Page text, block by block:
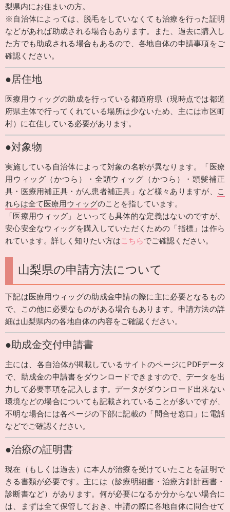
梨県内にお住まいの方。
※自治体によっては、脱毛をしていなくても治療を行った証明
などがあれば助成される場合もあります。また、過去に購入し
た方でも助成される場合もあるので、各地自体の申請事項をご
確認ください。
●居住地
医療用ウィッグの助成を行っている都道府県（現時点では都道
府県主体で行ってくれている場所は少ないため、主には市区町
村）に在住している必要があります。
●対象物
実施している自治体によって対象の名称が異なります。「医療
用ウィッグ（かつら）・全頭ウィッグ（かつら）・頭髪補正
具・医療用補正具・がん患者補正具」など様々ありますが、 こ
れらは全て医療用ウィッグのことを指しています。
「医療用ウィッグ」といっても具体的な定義はないのですが、
安心安全なウィッグを購入していただくための「指標」は作ら
れています。詳しく知りたい方はこちらでご確認ください。
山梨県の申請方法について
下記は医療用ウィッグの助成金申請の際に主に必要となるもの
で、この他に必要なものがある場合もあります。申請方法の詳
細は山梨県内の各地自体の内容をご確認ください。
●助成金交付申請書
主には、各自治体が掲載しているサイトのページにPDFデータ
で、助成金の申請書をダウンロードできますので、データを出
力して必要事項を記入します。データがダウンロード出来ない
環境などの場合についても記載されていることが多いですが、
不明な場合には各ページの下部に記載の「問合せ窓口」に電話
などでご確認ください。
●治療の証明書
現在（もしくは過去）に本人が治療を受けていたことを証明で
きる書類が必要です。主には（診療明細書・治療方針計画書・
診断書など）があります。何が必要になるか分からない場合に
は、まずは全て保管しておき、申請の際に各地自体に問合せて